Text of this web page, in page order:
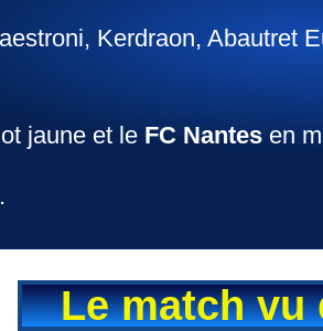
Kerdraon, Abautret
jaune et le FC Nantesen
Le match vu